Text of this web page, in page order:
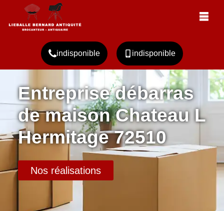
indisponible indisponible
Entreprise débarras
de maison Chateau L
Hermitage 72510
Nos réalisations